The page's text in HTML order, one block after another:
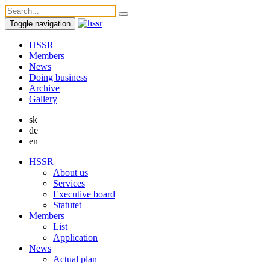
Toggle navigation
HSSR
Members
News
Doing business
Archive
Gallery
sk
de
en
HSSR
About us
Services
Executive board
Statutet
Members
List
Application
News
Actual plan